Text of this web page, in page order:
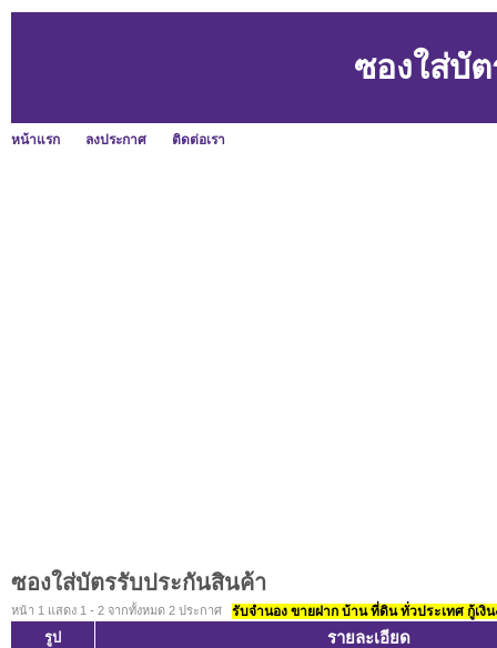
ซองใส่บั
หน้าแรก ลงประกาศ ติดต่อเรา
ซองใส่บัตรรับประกันสินค้า
หน้า 1 แสดง 1 - 2 จากทั้งหมด 2 ประกาศ รับจำนอง ขายฝาก บ้าน ที่ดิน ทั่วประเทศ กู้เงิ
รูป รายละเอียด